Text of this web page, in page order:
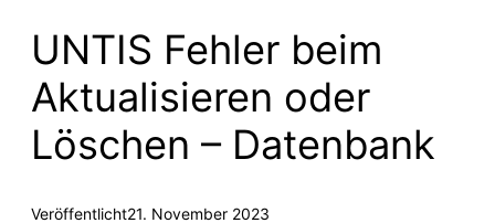
UNTIS Fehler beim
Aktualisieren oder
Löschen – Datenbank
Veröffentlicht21. November 2023